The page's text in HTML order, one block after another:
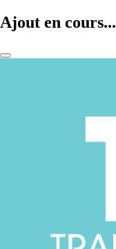
Ajout en cours...